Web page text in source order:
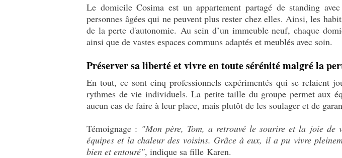
Le domicile Cosima est un appartement partagé de standing
personnes âgées qui ne peuvent plus rester chez elles. Ainsi, les
de la perte d'autonomie. Au sein d’un immeuble neuf, chaque
ainsi que de vastes espaces communs adaptés et meublés avec soin.
Préserver sa liberté et vivre en toute sérénité malgré la
En tout, ce sont cinq professionnels expérimentés qui se relaient
rythmes de vie individuels. La petite taille du groupe permet aux
aucun cas de faire à leur place, mais plutôt de les soulager et de
Témoignage : "Mon père, Tom, a retrouvé le sourire et la joie de
équipes et la chaleur des voisins. Grâce à eux, il a pu vivre
bien et entouré", indique sa fille Karen.